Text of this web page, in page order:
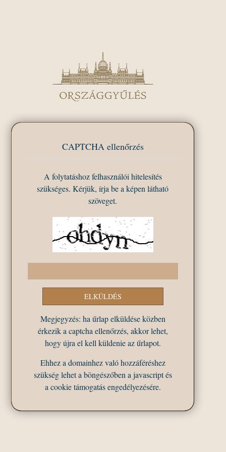
CAPTCHA ellenőrzés
A folytatáshoz felhasználói hitelesítés
szükséges. Kérjük, írja be a képen látható
szöveget.
Megjegyzés: ha űrlap elküldése közben
érkezik a captcha ellenőrzés, akkor lehet,
hogy újra el kell küldenie az űrlapot.
Ehhez a domainhez való hozzáféréshez
szükség lehet a böngészőben a javascript és
a cookie támogatás engedélyezésére.